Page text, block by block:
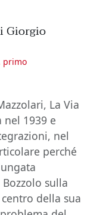
Giorgio
primo
La Via
nel 1939 e
nel
perché
sulla
della sua